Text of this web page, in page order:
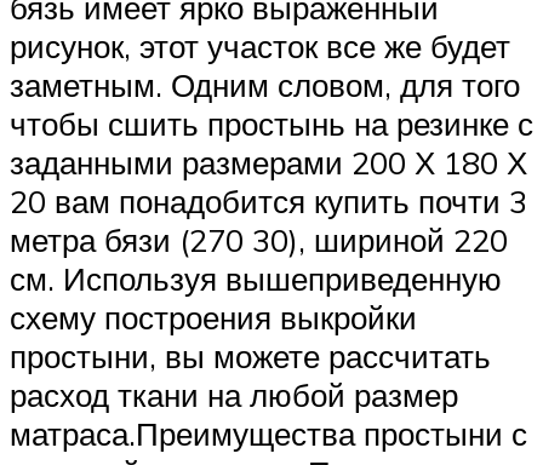
рисунок, этот участок все же будет
заметным. Одним словом, для того
чтобы сшить простынь на резинке с
заданными размерами 200 Х 180 Х
20 вам понадобится купить почти 3
метра бязи (270 30), шириной 220
см. Используя вышеприведенную
схему построения выкройки
простыни, вы можете рассчитать
расход ткани на любой размер
матраса.Преимущества простыни с